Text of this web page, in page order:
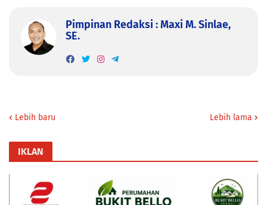
Pimpinan Redaksi : Maxi M. Sinlae,
SE.
Lebih baru Lebih lama
IKLAN